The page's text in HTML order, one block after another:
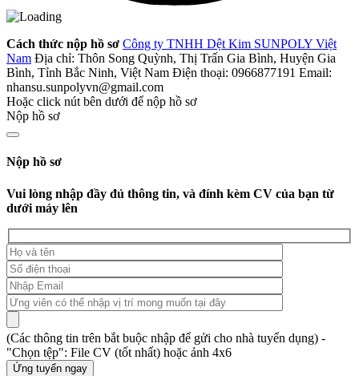
Cách thức nộp hồ sơ Công ty TNHH Dệt Kim SUNPOLY Việt
Nam Địa chỉ: Thôn Song Quỳnh, Thị Trấn Gia Bình, Huyện Gia
Bình, Tỉnh Bắc Ninh, Việt Nam Điện thoại: 0966877191 Email:
nhansu.sunpolyvn@gmail.com
Hoặc click nút bên dưới để nộp hồ sơ
Nộp hồ sơ
Nộp hồ sơ
Vui lòng nhập đầy đủ thông tin, và đính kèm CV của bạn từ
dưới máy lên
(Các thông tin trên bắt buộc nhập để gửi cho nhà tuyển dụng) -
"Chọn tệp": File CV (tốt nhất) hoặc ảnh 4x6